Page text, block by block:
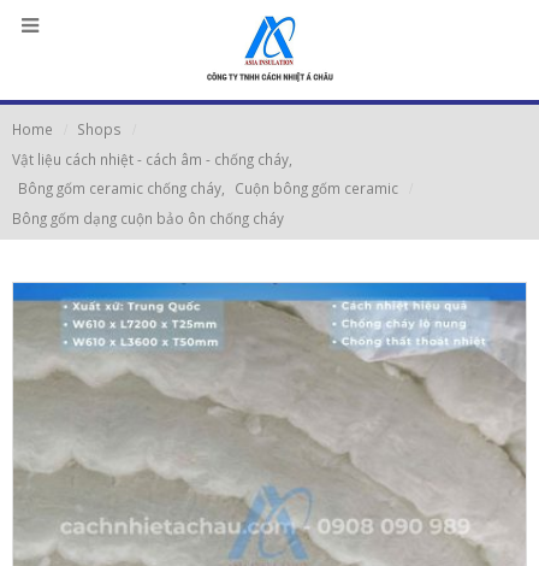
Home
Shops
Vật liệu cách nhiệt - cách âm - chống cháy
Bông gốm ceramic chống cháy
Cuộn bông gốm ceramic
Bông gốm dạng cuộn bảo ôn chống cháy